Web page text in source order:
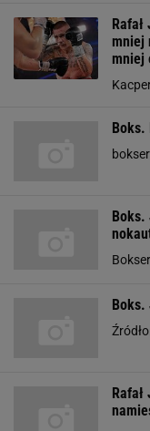
mniej
mniej
Boks.
Boks.
Boks.